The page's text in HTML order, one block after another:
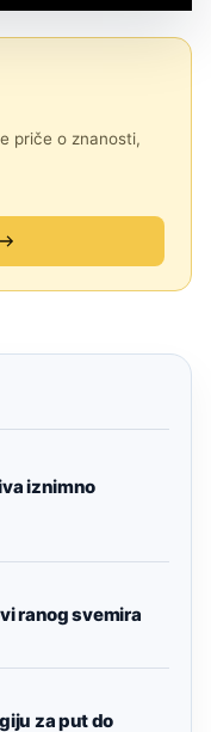
priče o znanosti,
iznimno
ranog svemira
za put do